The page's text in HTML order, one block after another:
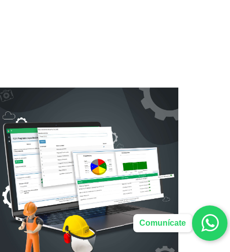
Comunícate